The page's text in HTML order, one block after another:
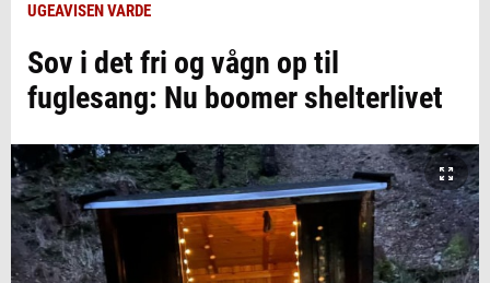
UGEAVISEN VARDE
Sov i det fri og vågn op til
fuglesang: Nu boomer shelterlivet